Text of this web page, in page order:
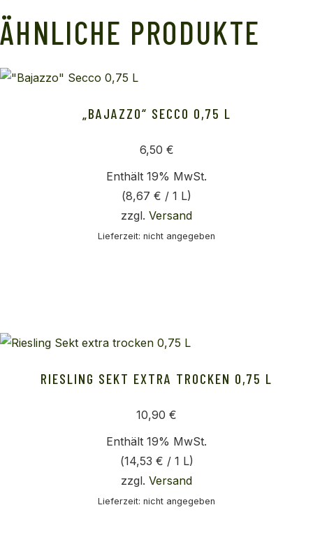
ÄHNLICHE PRODUKTE
„BAJAZZO“ SECCO 0,75 L
6,50 €
Enthält 19% MwSt.
(8,67 € / 1 L)
zzgl. Versand
Lieferzeit: nicht angegeben
RIESLING SEKT EXTRA TROCKEN 0,75 L
10,90 €
Enthält 19% MwSt.
(14,53 € / 1 L)
zzgl. Versand
Lieferzeit: nicht angegeben